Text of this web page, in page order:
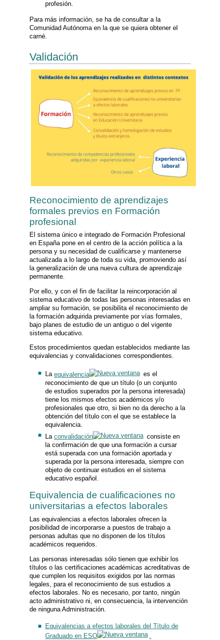
profesión.
Para más información, se ha de consultar a la
Comunidad Autónoma en la que se quiera obtener el
carné.
Validación
Reconocimiento de aprendizajes
formales previos en Formación
profesional
El sistema único e integrado de Formación Profesional
en España pone en el centro de la acción política a la
persona y su necesidad de cualificarse y mantenerse
actualizada a lo largo de toda su vida, promoviendo así
la generalización de una nueva cultura de aprendizaje
permanente.
Por ello, y con el fin de facilitar la reincorporación al
sistema educativo de todas las personas interesadas en
ampliar su formación, se posibilita el reconocimiento de
la formación adquirida previamente por vías formales,
bajo planes de estudio de un antiguo o del vigente
sistema educativo.
Estos procedimientos quedan establecidos mediante las
equivalencias y convalidaciones correspondientes.
La equivalencia
es el
reconocimiento de que un título (o un conjunto
de estudios superados por la persona interesada)
tiene los mismos efectos académicos y/o
profesionales que otro, si bien no da derecho a la
obtención del título con el que se establece la
equivalencia.
La convalidación
consiste en
la confirmación de que una formación a cursar
está superada con una formación aportada y
superada por la persona interesada, siempre con
objeto de continuar estudios en el sistema
educativo español.
Equivalencia de cualificaciones no
universitarias a efectos laborales
Las equivalencias a efectos laborales ofrecen la
posibilidad de incorporarse a puestos de trabajo a
personas adultas que no disponen de los títulos
académicos requeridos.
Las personas interesadas sólo tienen que exhibir los
títulos o las certificaciones académicas acreditativas de
que cumplen los requisitos exigidos por las normas
legales, para el reconocimiento de sus estudios a
efectos laborales. No es necesario, por tanto, ningún
acto administrativo ni, en consecuencia, la intervención
de ninguna Administración.
Equivalencias a efectos laborales del Título de
Graduado en ESO